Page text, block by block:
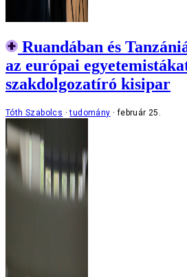
Ruandában és
az európai
szakdolgozatíró kisipar
Tóth Szabolcs tudomány február 25.